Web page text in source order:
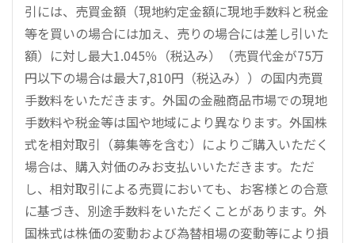
引には、売買金額（現地約定金額に現地手数料と税金
等を買いの場合には加え、売りの場合には差し引いた
額）に対し最大1.045％（税込み）（売買代金が75万
円以下の場合は最大7,810円（税込み））の国内売買
手数料をいただきます。外国の金融商品市場での現地
手数料や税金等は国や地域により異なります。外国株
式を相対取引（募集等を含む）によりご購入いただく
場合は、購入対価のみお支払いいただきます。ただ
し、相対取引による売買においても、お客様との合意
に基づき、別途手数料をいただくことがあります。外
国株式は株価の変動および為替相場の変動等により損